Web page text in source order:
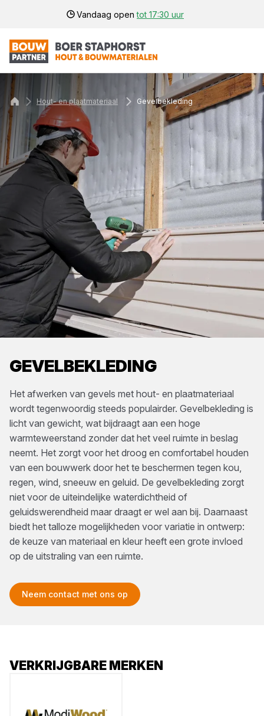
Vandaag opentot 17:30 uur
GEVELBEKLEDING
Het afwerken van gevels met hout- en plaatmateriaal
wordt tegenwoordig steeds populairder. Gevelbekleding is
licht van gewicht, wat bijdraagt aan een hoge
warmteweerstand zonder dat het veel ruimte in beslag
neemt. Het zorgt voor het droog en comfortabel houden
van een bouwwerk door het te beschermen tegen kou,
regen, wind, sneeuw en geluid. De gevelbekleding zorgt
niet voor de uiteindelijke waterdichtheid of
geluidswerendheid maar draagt er wel aan bij. Daarnaast
biedt het talloze mogelijkheden voor variatie in ontwerp:
de keuze van materiaal en kleur heeft een grote invloed
op de uitstraling van een ruimte.
Neem contact met ons op
Hout- en plaatmateriaal Gevelbekleding
VERKRIJGBARE MERKEN